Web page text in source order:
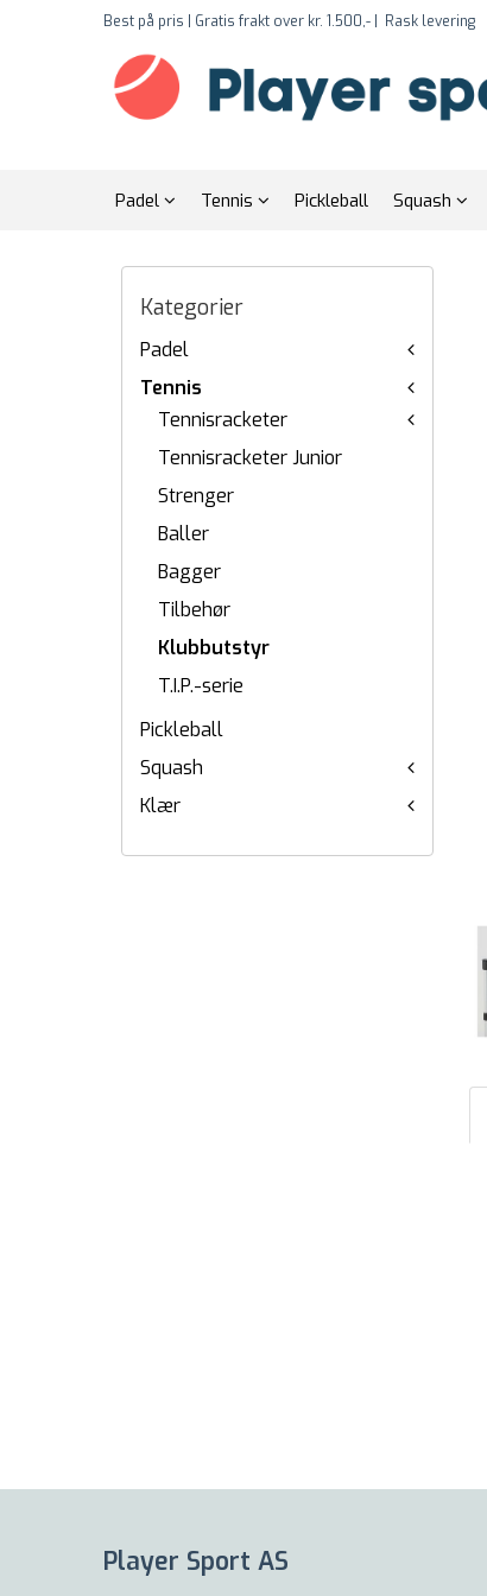
Best på pris | Gratis frakt over kr. 1.500,- | Rask levering
Padel Tennis Pickleball Squash
Kategorier
Padel
Tennis
Tennisracketer
Tennisracketer Junior
Strenger
Baller
Bagger
Tilbehør
Klubbutstyr
T.I.P.-serie
Pickleball
Squash
Klær
Player Sport AS